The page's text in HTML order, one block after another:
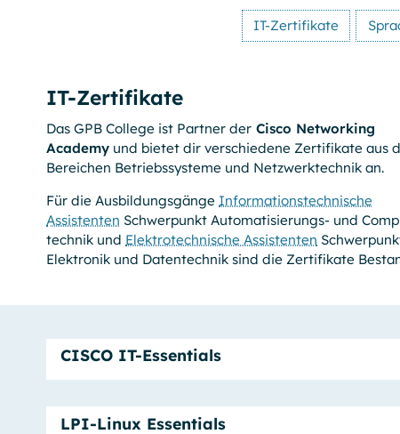
IT-Zertifikate
IT-Zertifikate
Das GPB College ist Partner der Cisco Networking
Academy und bietet dir verschiedene Zertifikate aus
Bereichen Betriebs­systeme und Netzwerk­technik an.
Für die Ausbildungsgänge Informationstechnische
Assistenten Schwerpunkt Automa­tisierungs- und
technik und Elektrotech­nische Assistenten
Elektronik und Daten­technik sind die Zertifikate
CISCO IT-Essentials
LPI-Linux Essentials
Einverständnis-Cookie
Name:
cookie_consent
Anbieter:
GPB College gGmbH, Beuthstraße 8,
10117 Berlin
Zweck:
ausgewählten Einverständnis-Optionen
Cookie Laufzeit: